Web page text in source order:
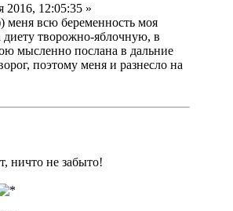
12:05:35 »
меня всю беременность моя
диету творожно-яблочную, в
мысленно послана в дальние
поэтому меня и разнесло на
ничто не забыто!